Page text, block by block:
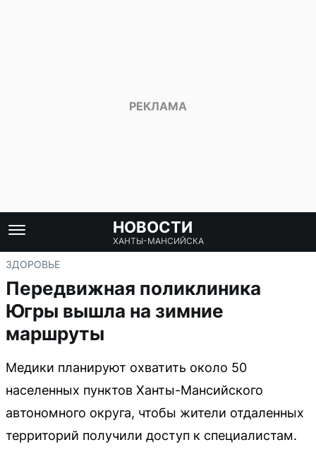
НОВОСТИ
ХАНТЫ-МАНСИЙСКА
ЗДОРОВЬЕ
Передвижная поликлиника
Югры вышла на зимние
маршруты
Медики планируют охватить около 50
населенных пунктов Ханты-Мансийского
автономного округа, чтобы жители отдаленных
территорий получили доступ к специалистам.